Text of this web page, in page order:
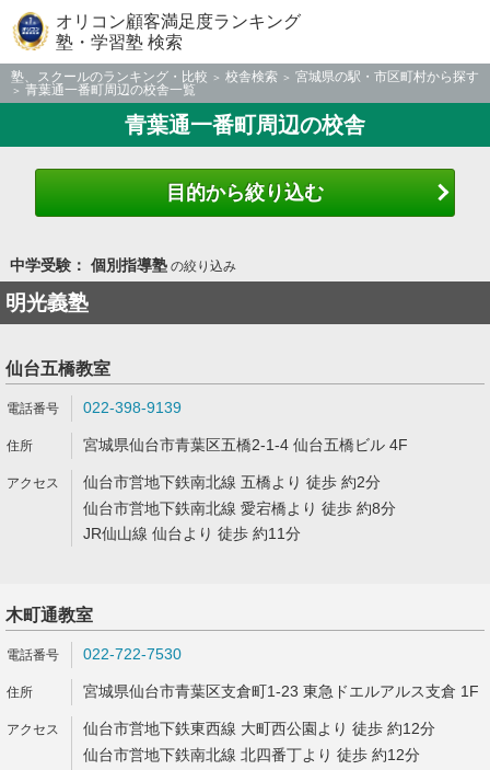
オリコン顧客満足度ランキング
塾・学習塾 検索
塾、スクールのランキング・比較 校舎検索
宮城県の駅・市区町村から探す
青葉通一番町周辺の校舎一覧
青葉通一番町周辺の校舎
目的から絞り込む
中学受験： 個別指導塾の絞り込み
明光義塾
仙台五橋教室
022-398-9139
宮城県仙台市青葉区五橋2-1-4 仙台五橋ビル 4F
仙台市営地下鉄南北線 五橋より 徒歩 約2分
仙台市営地下鉄南北線 愛宕橋より 徒歩 約8分
JR仙山線 仙台より 徒歩 約11分
木町通教室
022-722-7530
宮城県仙台市青葉区支倉町1-23 東急ドエルアルス支倉 1F
仙台市営地下鉄東西線 大町西公園より 徒歩 約12分
仙台市営地下鉄南北線 北四番丁より 徒歩 約12分